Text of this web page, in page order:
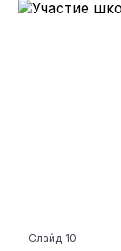
Слайд 10